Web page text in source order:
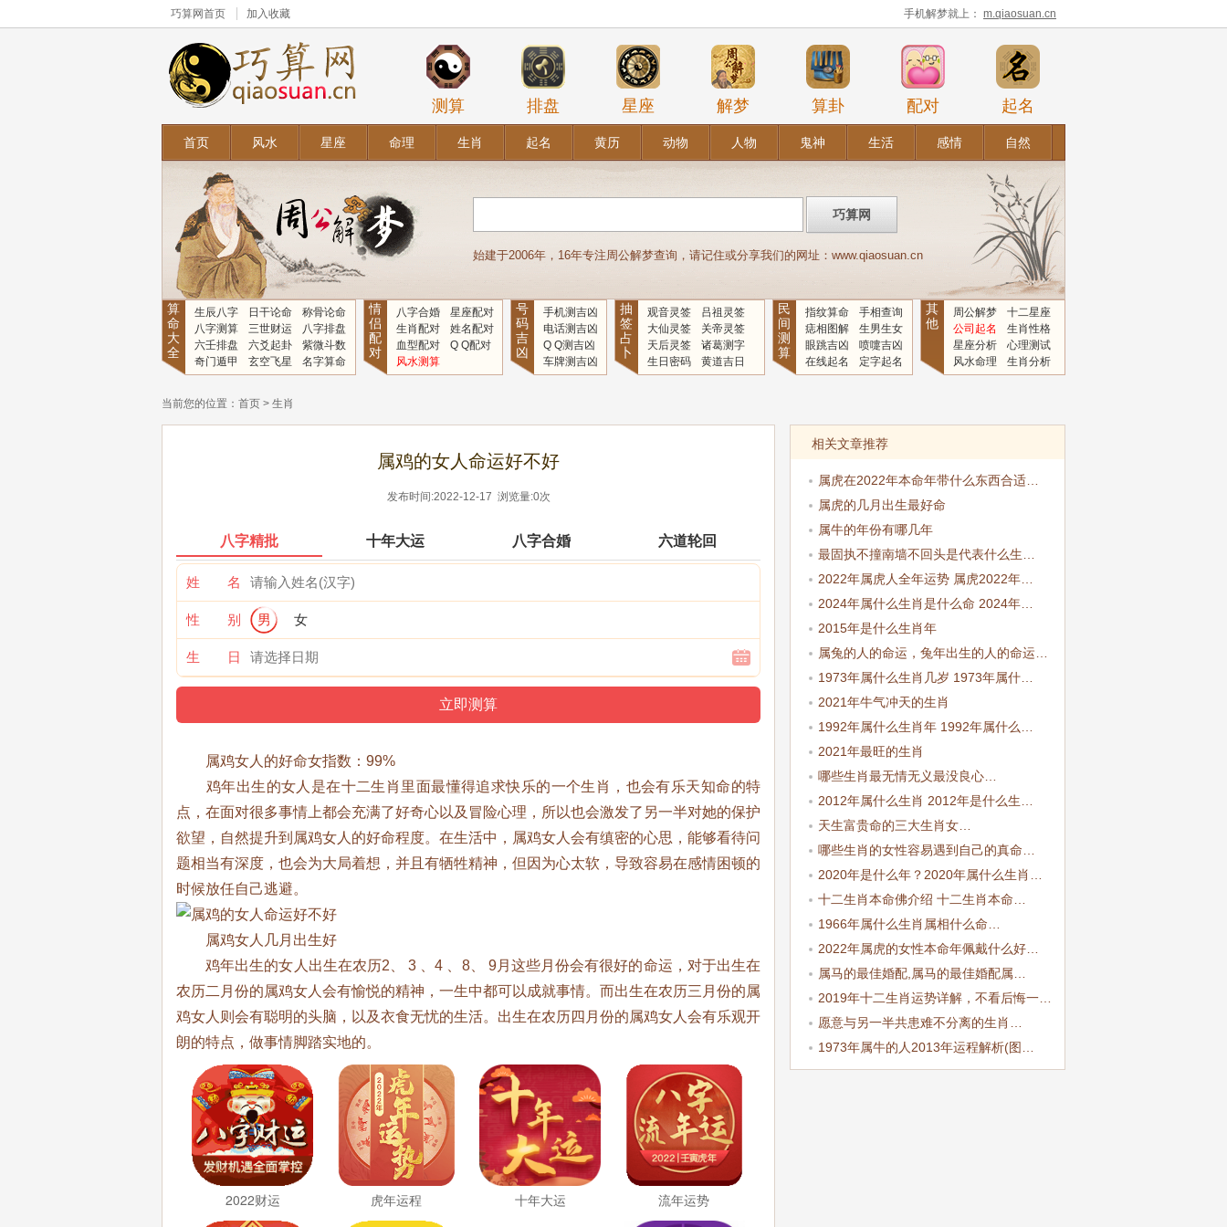
巧算网首页 加入收藏 手机解梦就上： m.qiaosuan.cn
测算 排盘 星座 解梦 算卦 配对 起名
首页 风水 星座 命理 生肖 起名 黄历 动物 人物 鬼神 生活 感情 自然
始建于2006年，16年专注周公解梦查询，请记住或分享我们的网址：www.qiaosuan.cn
算
命
大
全
生辰八字 日干论命
称骨论命
八字测算
三世财运
八字排盘
六壬排盘
六爻起卦
紫微斗数
奇门遁甲
玄空飞星 名字算命
情
侣
配
对
八字合婚
星座配对
生肖配对
姓名配对
血型配对
Q Q配对
风水测算
号
码
吉
凶
手机测吉凶
电话测吉凶
Q Q测吉凶
车牌测吉凶
抽
签
占
卜
观音灵签
吕祖灵签
大仙灵签
关帝灵签
天后灵签
诸葛测字
生日密码
黄道吉日
民
间
测
算
指纹算命
手相查询
痣相图解
生男生女
眼跳吉凶
喷嚏吉凶
在线起名
定字起名
其
他
周公解梦
十二星座
公司起名
生肖性格
星座分析
心理测试
风水命理
生肖分析
当前您的位置： 首页 > 生肖
属鸡的女人命运好不好
发布时间:2022-12-17 浏览量:0次
八字精批 十年大运 八字合婚 六道轮回
姓 名
性 别 男 女
生 日
属鸡女人的好命女指数：99%
鸡年出生的女人是在十二生肖里面最懂得追求快乐的一个生肖，也会有乐天知命的特
点，在面对很多事情上都会充满了好奇心以及冒险心理，所以也会激发了另一半对她的保护
欲望，自然提升到属鸡女人的好命程度。在生活中，属鸡女人会有缜密的心思，能够看待问
题相当有深度，也会为大局着想，并且有牺牲精神，但因为心太软，导致容易在感情困顿的
时候放任自己逃避。
属鸡女人几月出生好
鸡年出生的女人出生在农历2、 3 、4 、8、 9月这些月份会有很好的命运，对于出生在
农历二月份的属鸡女人会有愉悦的精神，一生中都可以成就事情。而出生在农历三月份的属
鸡女人则会有聪明的头脑，以及衣食无忧的生活。出生在农历四月份的属鸡女人会有乐观开
朗的特点，做事情脚踏实地的。
2022财运 虎年运程 十年大运 流年运势
相关文章推荐
属虎在2022年本命年带什么东西合适…
属虎的几月出生最好命
属牛的年份有哪几年
最固执不撞南墙不回头是代表什么生…
2022年属虎人全年运势 属虎2022年…
2024年属什么生肖是什么命 2024年…
2015年是什么生肖年
属兔的人的命运，兔年出生的人的命运…
1973年属什么生肖几岁 1973年属什…
2021年牛气冲天的生肖
1992年属什么生肖年 1992年属什么…
2021年最旺的生肖
哪些生肖最无情无义最没良心…
2012年属什么生肖 2012年是什么生…
天生富贵命的三大生肖女…
哪些生肖的女性容易遇到自己的真命…
2020年是什么年？2020年属什么生肖…
十二生肖本命佛介绍 十二生肖本命…
1966年属什么生肖属相什么命…
2022年属虎的女性本命年佩戴什么好…
属马的最佳婚配,属马的最佳婚配属…
2019年十二生肖运势详解，不看后悔一…
愿意与另一半共患难不分离的生肖…
1973年属牛的人2013年运程解析(图…